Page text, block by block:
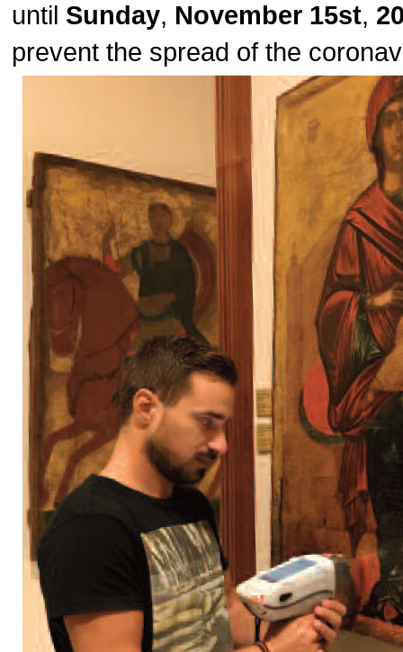
until Sunday, November 15st,
prevent the spread of the